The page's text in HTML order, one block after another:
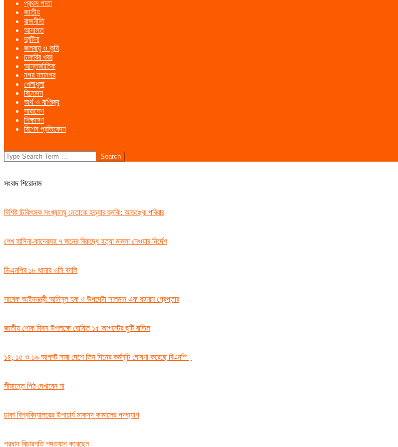
Menu
প্রথম পাতা
জাতীয়
রাজনীতি
আদালত
দুর্ঘটনা
জলবায়ু ও কৃষি
চাকরির খবর
আন্তর্জাতিক
নগর মহানগর
খেলাধুলা
বিনোদন
অর্থ ও বাণিজ্য
সারাদেশ
শিক্ষাঙ্গণ
বিশেষ প্রতিবেদন
Search
সংবাদ শিরোনাম
বিশিষ্ট চিকিৎসক সংখ্যালঘু নেতাকে হত্যার হুমকি: আতঙ্কে পরিবার
শেখ হাসিনা-কাদেরসহ ৭ জনের বিরুদ্ধে হত্যা মামলা নেওয়ার নির্দেশ
ডিএমপির ১৮ থানার ওসি বদলি
সাবেক আইনমন্ত্রী আনিসুল হক ও উপদেষ্টা সালমান এফ রহমান গ্রেপ্তার
জাতীয় শোক দিবস উপলক্ষে ঘোষিত ১৫ আগস্টের ছুটি বাতিল
১৪, ১৫ ও ১৬ আগস্ট সারা দেশে তিন দিনের কর্মসূচি ঘোষণা করেছে বিএনপি।
সীমান্তে পিঠ দেখাবেন না
ঢাকা বিশ্ববিদ্যালয়ের উপাচার্য মাকসুদ কামালের পদত্যাগ
প্রধান বিচারপতি পদত্যাগ করেছেন